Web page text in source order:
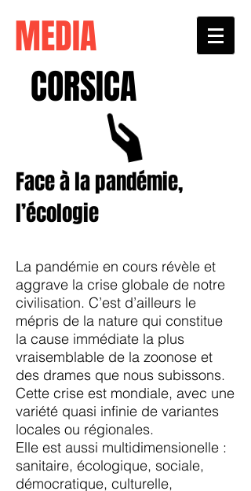
MEDIA
CORSICA
Face à la pandémie,
l’écologie
La pandémie en cours révèle et
aggrave la crise globale de notre
civilisation. C’est d’ailleurs le
mépris de la nature qui constitue
la cause immédiate la plus
vraisemblable de la zoonose et
des drames que nous subissons.
Cette crise est mondiale, avec une
variété quasi infinie de variantes
locales ou régionales.
Elle est aussi multidimensionelle :
sanitaire, écologique, sociale,
démocratique, culturelle,